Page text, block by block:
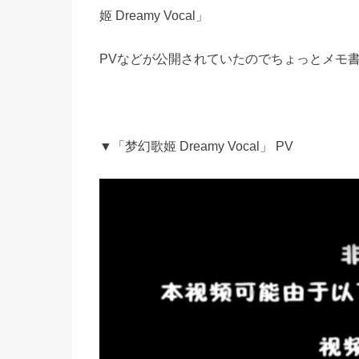
姬 Dreamy Vocal」
PVなどが公開されていたのでちょっとメモ
▼「梦幻歌姬 Dreamy Vocal」 PV